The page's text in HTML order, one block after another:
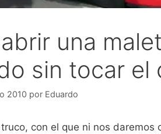
una
sin tocar el
2010 por Eduardo
con el que ni nos daremos